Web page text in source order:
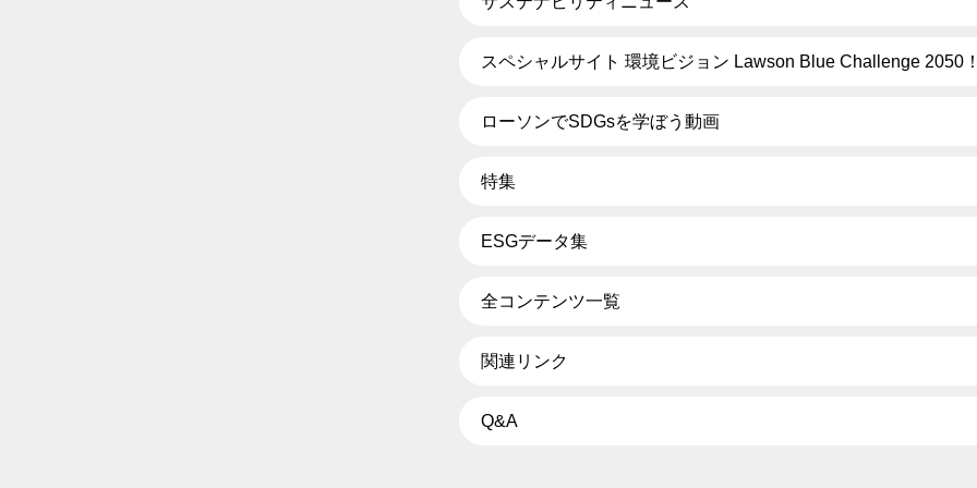
スペシャルサイト 環境ビジョン Lawson Blue Challenge 2050
ローソンでSDGsを学ぼう動画
特集
ESGデータ集
全コンテンツ一覧
関連リンク
Q&A